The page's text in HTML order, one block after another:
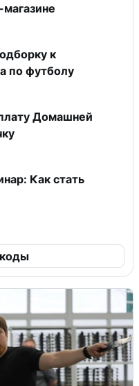
к
по футболу
Домашней
Как стать